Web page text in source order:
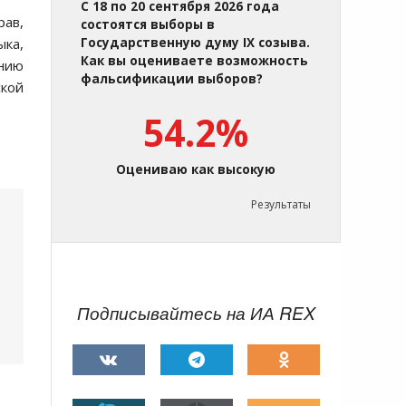
С 18 по 20 сентября 2026 года
состоятся выборы в
Государственную думу IX созыва.
Как вы оцениваете возможность
фальсификации выборов?
54.2%
Оцениваю как высокую
Результаты
Подписывайтесь на ИА REX